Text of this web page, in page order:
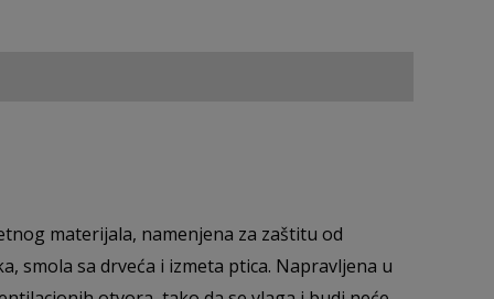
materijala, namenjena za zaštitu od
smola sa drveća i izmeta ptica. Napravljena u